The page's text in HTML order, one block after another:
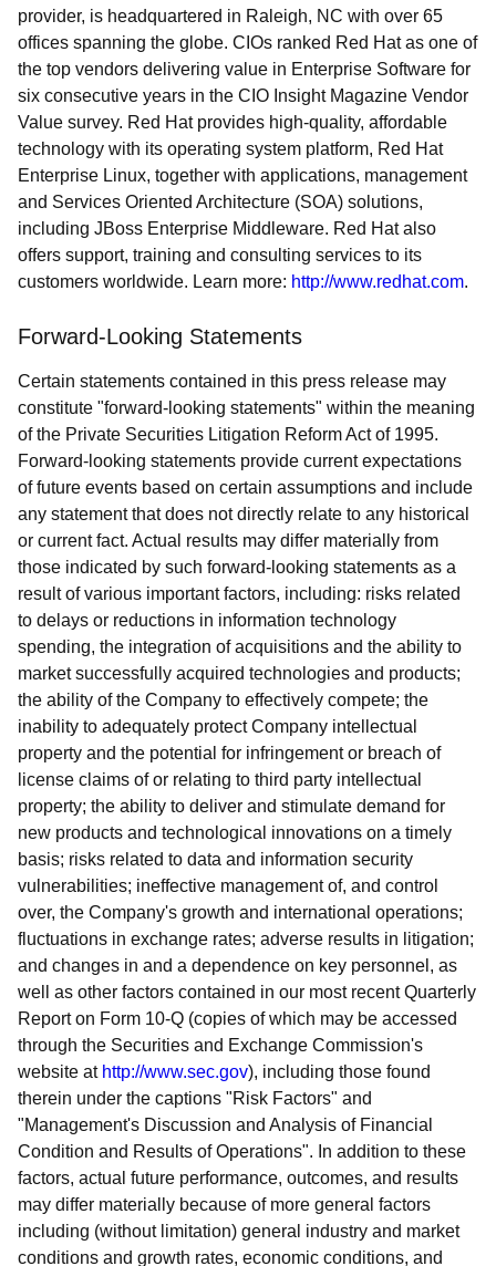
provider, is headquartered in Raleigh, NC with over 65
offices spanning the globe. CIOs ranked Red Hat as one of
the top vendors delivering value in Enterprise Software for
six consecutive years in the CIO Insight Magazine Vendor
Value survey. Red Hat provides high-quality, affordable
technology with its operating system platform, Red Hat
Enterprise Linux, together with applications, management
and Services Oriented Architecture (SOA) solutions,
including JBoss Enterprise Middleware. Red Hat also
offers support, training and consulting services to its
customers worldwide. Learn more: http://www.redhat.com.
Forward-Looking Statements
Certain statements contained in this press release may
constitute "forward-looking statements" within the meaning
of the Private Securities Litigation Reform Act of 1995.
Forward-looking statements provide current expectations
of future events based on certain assumptions and include
any statement that does not directly relate to any historical
or current fact. Actual results may differ materially from
those indicated by such forward-looking statements as a
result of various important factors, including: risks related
to delays or reductions in information technology
spending, the integration of acquisitions and the ability to
market successfully acquired technologies and products;
the ability of the Company to effectively compete; the
inability to adequately protect Company intellectual
property and the potential for infringement or breach of
license claims of or relating to third party intellectual
property; the ability to deliver and stimulate demand for
new products and technological innovations on a timely
basis; risks related to data and information security
vulnerabilities; ineffective management of, and control
over, the Company's growth and international operations;
fluctuations in exchange rates; adverse results in litigation;
and changes in and a dependence on key personnel, as
well as other factors contained in our most recent Quarterly
Report on Form 10-Q (copies of which may be accessed
through the Securities and Exchange Commission's
website at http://www.sec.gov), including those found
therein under the captions "Risk Factors" and
"Management's Discussion and Analysis of Financial
Condition and Results of Operations". In addition to these
factors, actual future performance, outcomes, and results
may differ materially because of more general factors
including (without limitation) general industry and market
conditions and growth rates, economic conditions, and